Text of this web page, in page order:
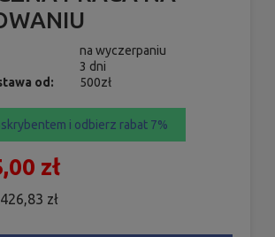
na wyczerpaniu
3 dni
od:
500zł
i odbierz rabat 7%
zł
426,83 zł